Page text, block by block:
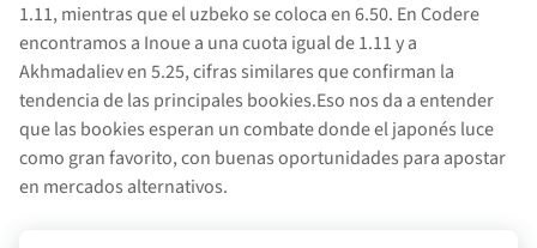
1.11, mientras que el uzbeko se coloca en 6.50. En Codere
encontramos a Inoue a una cuota igual de 1.11 y a
Akhmadaliev en 5.25, cifras similares que confirman la
tendencia de las principales bookies.Eso nos da a entender
que las bookies esperan un combate donde el japonés luce
como gran favorito, con buenas oportunidades para apostar
en mercados alternativos.